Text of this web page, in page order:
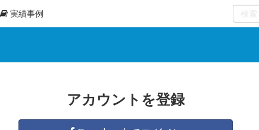
実績事例
0
アカウントを登録